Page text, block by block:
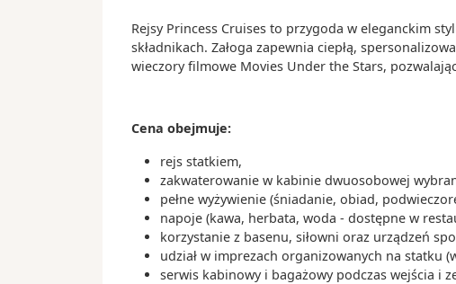
Ciekawostki:
- w 1957 roku odbył się konkurs na projekt
opery – wygrał go duński architekt Jorn
- kangury nieodłącznie kojarzą się z Australią, a
narodowe linie lotnicze Qantas mają kangura
swoim logo
- w Sydney znajduje się Koala Park
niezwykłe zwierzęta potrafią przespać nawet
godzin w ciągu doby
Rejsy Princess Cruises to przygoda w eleganckim
składnikach. Załoga zapewnia ciepłą,
wieczory filmowe Movies Under the Stars,
Cena obejmuje:
rejs statkiem,
zakwaterowanie w kabinie dwuosobowej
pełne wyżywienie (śniadanie, obiad,
napoje (kawa, herbata, woda - dostępne w
korzystanie z basenu, siłowni oraz urządzeń
udział w imprezach organizowanych na statku
serwis kabinowy i bagażowy podczas wejścia i